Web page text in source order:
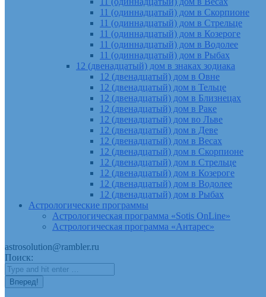
11 (одиннадцатый) дом в Скорпионе
11 (одиннадцатый) дом в Стрельце
11 (одиннадцатый) дом в Козероге
11 (одиннадцатый) дом в Водолее
11 (одиннадцатый) дом в Рыбах
12 (двенадцатый) дом в знаках зодиака
12 (двенадцатый) дом в Овне
12 (двенадцатый) дом в Тельце
12 (двенадцатый) дом в Близнецах
12 (двенадцатый) дом в Раке
12 (двенадцатый) дом во Льве
12 (двенадцатый) дом в Деве
12 (двенадцатый) дом в Весах
12 (двенадцатый) дом в Скорпионе
12 (двенадцатый) дом в Стрельце
12 (двенадцатый) дом в Козероге
12 (двенадцатый) дом в Водолее
12 (двенадцатый) дом в Рыбах
Астрологические программы
Астрологическая программа «Sotis OnLine»
Астрологическая программа «Антарес»
astrosolution@rambler.ru
Поиск: